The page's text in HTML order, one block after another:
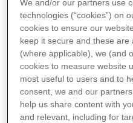
Home
Transparantie
Transparantie rond
studies
We and/or our partners use
technologies (“cookies”) on
cookies to ensure our
keep it secure and these
(where applicable), we (and
cookies to measure website
most useful to users and to
consent, we and our
help us share content with
and relevant, including for